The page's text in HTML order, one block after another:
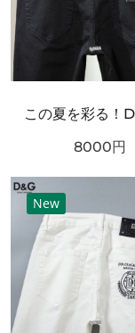
8000円
New